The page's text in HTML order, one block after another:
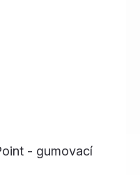
- gumovací